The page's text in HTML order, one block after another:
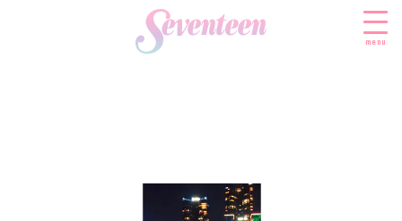
menu
ファッションニュース